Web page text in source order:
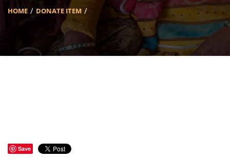
HOME DONATE ITEM
Save